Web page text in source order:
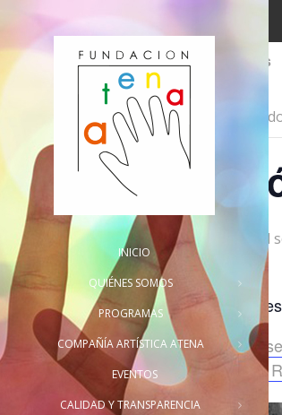
INICIO
QUIÉNES SOMOS
PROGRAMAS
COMPAÑÍA ARTÍSTICA ATENA
EVENTOS
CALIDAD Y TRANSPARENCIA
« Todos los Eventos
Este evento ha
30 30Europe/Madrid
Entradas
https://